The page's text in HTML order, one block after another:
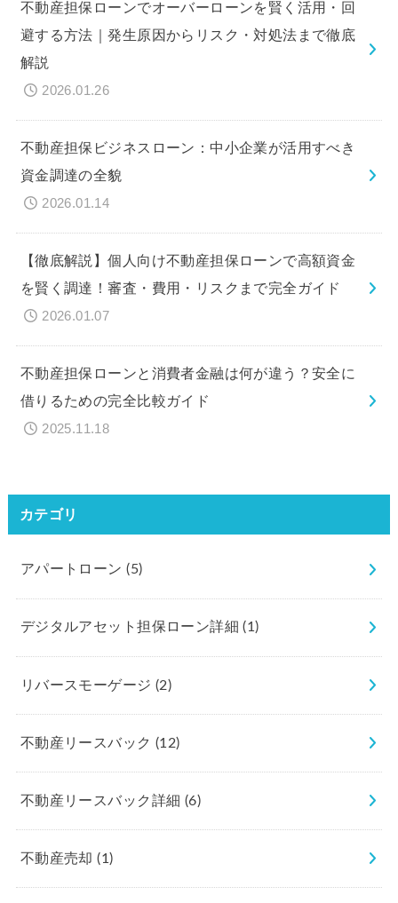
不動産担保ローンでオーバーローンを賢く活用・回
避する方法｜発生原因からリスク・対処法まで徹底
解説
2026.01.26
不動産担保ビジネスローン：中小企業が活用すべき
資金調達の全貌
2026.01.14
【徹底解説】個人向け不動産担保ローンで高額資金
を賢く調達！審査・費用・リスクまで完全ガイド
2026.01.07
不動産担保ローンと消費者金融は何が違う？安全に
借りるための完全比較ガイド
2025.11.18
カテゴリ
アパートローン(5)
デジタルアセット担保ローン詳細(1)
リバースモーゲージ (2)
不動産リースバック (12)
不動産リースバック詳細 (6)
不動産売却(1)